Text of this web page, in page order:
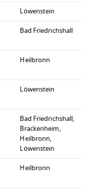
Löwenstein
Bad Friedrichshall
Heilbronn
Löwenstein
Bad Friedrichshall,
Brackenheim,
Heilbronn,
Löwenstein
Heilbronn